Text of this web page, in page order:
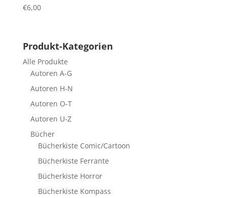
€6,00
Produkt-Kategorien
Alle Produkte
Autoren A-G
Autoren H-N
Autoren O-T
Autoren U-Z
Bücher
Bücherkiste Comic/Cartoon
Bücherkiste Ferrante
Bücherkiste Horror
Bücherkiste Kompass